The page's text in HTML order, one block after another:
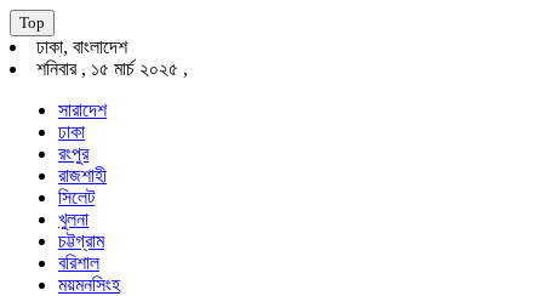
Top
ঢাকা, বাংলাদেশ
শনিবার , ১৫ মার্চ ২০২৫ ,
সারাদেশ
ঢাকা
রংপুর
রাজশাহী
সিলেট
খুলনা
চট্টগ্রাম
বরিশাল
ময়মনসিংহ